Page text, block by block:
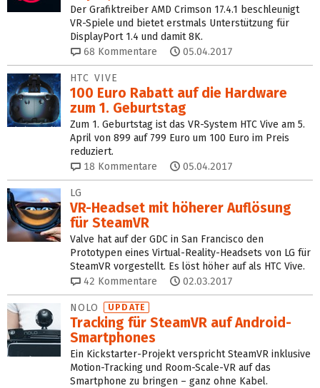
Der Grafiktreiber AMD Crimson 17.4.1 beschleunigt
VR-Spiele und bietet erstmals Unterstützung für
DisplayPort 1.4 und damit 8K.
68 Kommentare 05.04.2017
HTC VIVE
100 Euro Rabatt auf die Hardware
zum 1. Geburtstag
Zum 1. Geburtstag ist das VR-System HTC Vive am 5.
April von 899 auf 799 Euro um 100 Euro im Preis
reduziert.
18 Kommentare 05.04.2017
LG
VR-Headset mit höherer Auflösung
für SteamVR
Valve hat auf der GDC in San Francisco den
Prototypen eines Virtual-Reality-Headsets von LG für
SteamVR vorgestellt. Es löst höher auf als HTC Vive.
42 Kommentare 02.03.2017
NOLO UPDATE
Tracking für SteamVR auf Android-
Smartphones
Ein Kickstarter-Projekt verspricht SteamVR inklusive
Motion-Tracking und Room-Scale-VR auf das
Smartphone zu bringen – ganz ohne Kabel.